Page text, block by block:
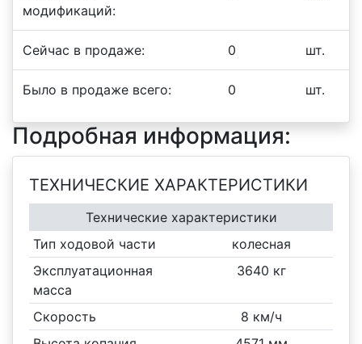
модификаций:
Сейчас в продаже: 0 шт.
Было в продаже всего: 0 шт.
Подробная информация:
ТЕХНИЧЕСКИЕ ХАРАКТЕРИСТИКИ
Технические характеристики
Тип ходовой части
колесная
Эксплуатационная
масса
3640 кг
Скорость
8 км/ч